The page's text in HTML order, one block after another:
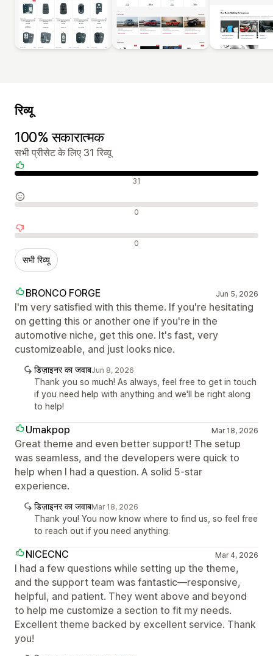
रिव्यू
100% सकारात्मक
सभी प्रीसेट के लिए 31 रिव्यू
सकारात्मक रिव्यू 31
न्यूट्रल रिव्यू 0
नकारात्मक रिव्यू 0
सभी रिव्यू
BRONCO FORGE Jun 5, 2026
I'm very satisfied with this theme. If you're hesitating
on getting this or another one if you're in the
automotive niche, get this one. It's fast, very
customizeable, and just looks nice.
डिज़ाइनर का जवाबJun 8, 2026
Thank you so much! As always, feel free to get in touch
if you need help with anything and we'll be right along
to help!
Umakpop Mar 18, 2026
Great theme and even better support! The setup
was seamless, and the developers were quick to
help when I had a question. A solid 5-star
experience.
डिज़ाइनर का जवाबMar 18, 2026
Thank you! You now know where to find us, so feel free
to reach out if you need anything.
NICECNC Mar 4, 2026
I had a few questions while setting up the theme,
and the support team was fantastic—responsive,
helpful, and patient. They went above and beyond
to help me customize a section to fit my needs.
Excellent theme backed by excellent service. Thank
you!